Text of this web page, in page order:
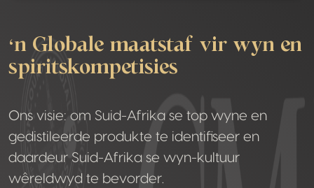
‘n Globale maatstaf vir wyn en
spiritskompetisies
Ons visie: om Suid-Afrika se top wyne en
gedistileerde produkte te identifiseer en
daardeur Suid-Afrika se wyn-kultuur
wêreldwyd te bevorder.